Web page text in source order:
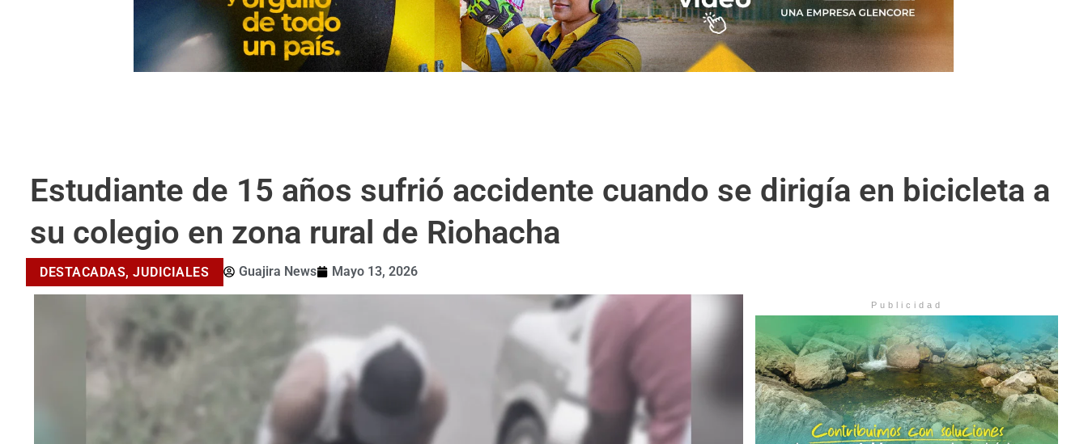
Estudiante de 15 años sufrió accidente cuando se dirigía en bicicleta a
su colegio en zona rural de Riohacha
DESTACADAS, JUDICIALES Guajira News Mayo 13, 2026
Publicidad